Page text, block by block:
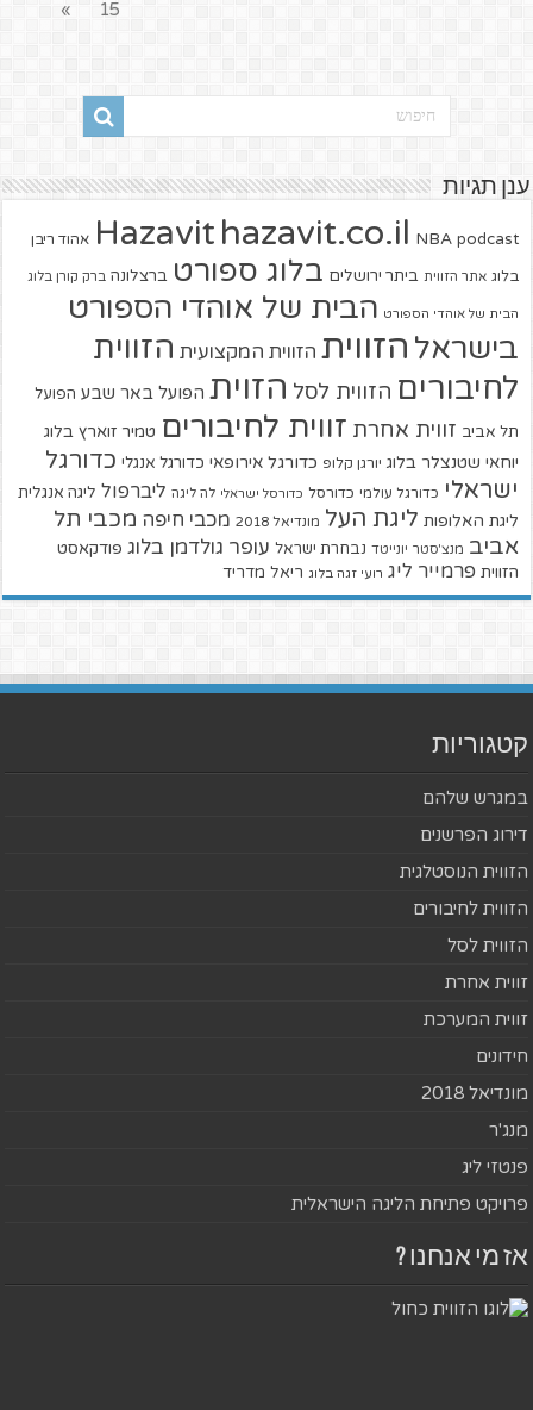
15
»
ענן תגיות
Hazavit hazavit.co.il NBA podcast אהוד ריבן
בלוג אתר הזווית ביתר ירושלים בלוג ספורט ברצלונה ברק קורן בלוג
הבית של אוהדי הספורט הבית של אוהדי הספורט
בישראל הזווית הזווית המקצועית הזווית
לחיבורים הזווית לסל הזוית הפועל באר שבע הפועל
תל אביב זווית אחרת זווית לחיבורים טמיר זוארץ בלוג
יוחאי שטנצלר בלוג יורגן קלופ כדורגל אירופאי כדורגל אנגלי כדורגל
ישראלי כדורגל עולמי כדורסל כדורסל ישראלי לה ליגה ליברפול ליגה אנגלית
ליגת האלופות ליגת העל מונדיאל 2018 מכבי חיפה מכבי תל
אביב מנצ'סטר יונייטד נבחרת ישראל עופר גולדמן בלוג פודקאסט
הזווית פרמייר ליג רועי זגה בלוג ריאל מדריד
קטגוריות
במגרש שלהם
דירוג הפרשנים
הזווית הנוסטלגית
הזווית לחיבורים
הזווית לסל
זווית אחרת
זווית המערכת
חידונים
מונדיאל 2018
מנג'ר
פנטזי ליג
פרויקט פתיחת הליגה הישראלית
אז מי אנחנו ?